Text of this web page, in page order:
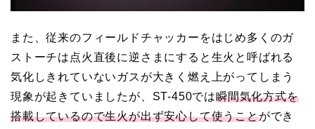
また、従来のフィールドチャッカーをはじめ多くのガ
ストーチは点火直後に逆さまにすると生火と呼ばれる
気化しきれていないガスが大きく燃え上がってしまう
現象が起きていましたが、ST-450では瞬間気化方式を
搭載しているので生火が出ず安心して使うことができ